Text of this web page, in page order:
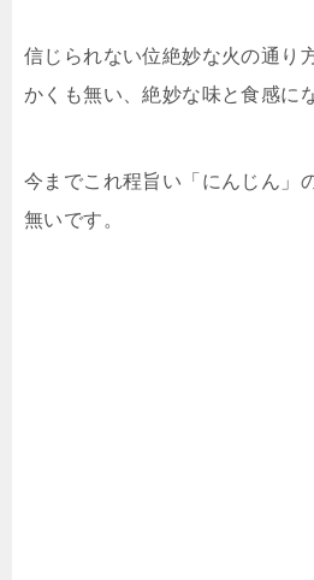
信じられない位絶妙な火の通り
かくも無い、絶妙な味と食感に
今までこれ程旨い「にんじん」
無いです。